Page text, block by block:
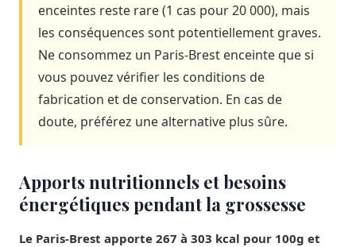
enceintes reste rare (1 cas pour 20 000), mais
les conséquences sont potentiellement graves.
Ne consommez un Paris-Brest enceinte que si
vous pouvez vérifier les conditions de
fabrication et de conservation. En cas de
doute, préférez une alternative plus sûre.
Apports nutritionnels et besoins
énergétiques pendant la grossesse
Le Paris-Brest apporte 267 à 303 kcal pour 100g et